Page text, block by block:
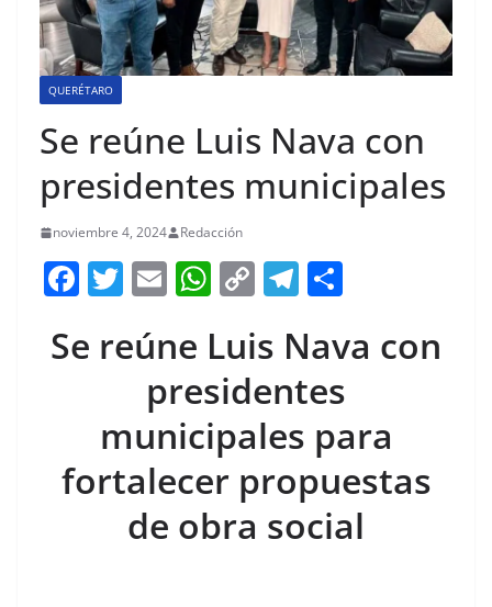
QUERÉTARO
Se reúne Luis Nava con
presidentes municipales
noviembre 4, 2024 Redacción
F
c
o
T
itt
er
E
ai
l
W
at
s
A
p
p
C
p
y
Li
n
k
T
e
gr
a
m
ar
e
Se reúne Luis Nava con
presidentes
municipales para
fortalecer propuestas
de obra social